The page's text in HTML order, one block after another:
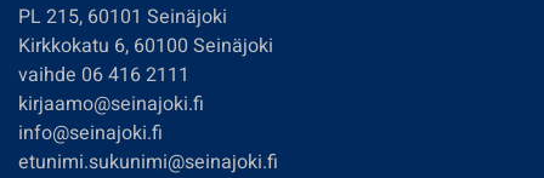
PL 215, 60101 Seinäjoki
Kirkkokatu 6, 60100 Seinäjoki
vaihde 06 416 2111
kirjaamo@seinajoki.fi
info@seinajoki.fi
etunimi.sukunimi@seinajoki.fi